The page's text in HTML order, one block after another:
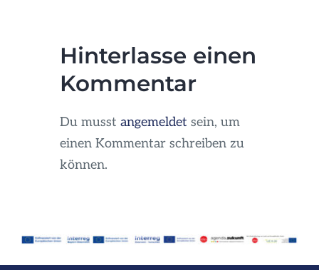
Hinterlasse einen
Kommentar
Du musst angemeldet sein, um
einen Kommentar schreiben zu
können.